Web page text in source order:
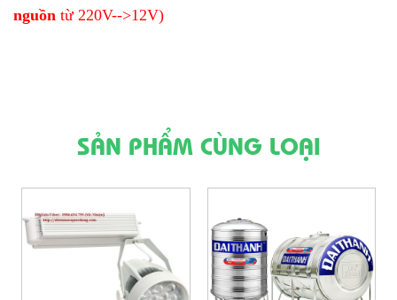
nguồn từ 220V-->12V)
SẢN PHẨM CÙNG LOẠI